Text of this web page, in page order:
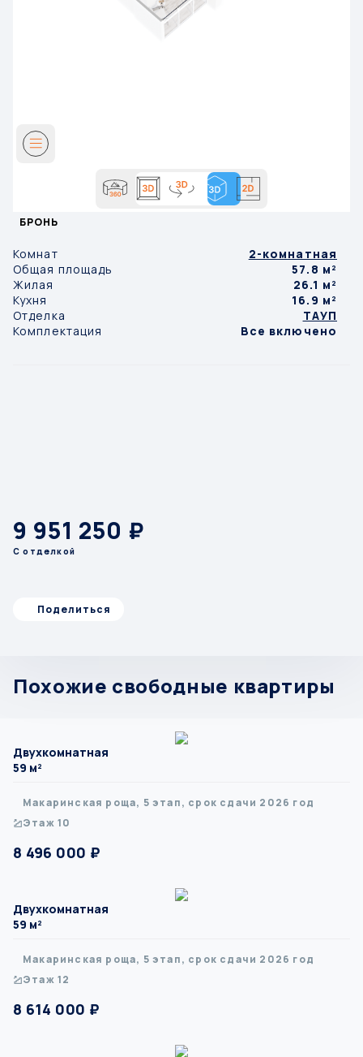
БРОНЬ
Комнат
2-комнатная
Общая площадь
57.8 м²
Жилая
26.1 м²
Кухня
16.9 м²
Отделка
ТАУП
Комплектация
Все включено
9 951 250 ₽
С отделкой
Поделиться
Похожие свободные квартиры
Двухкомнатная
59 м²
Макаринская роща, 5 этап, срок сдачи 2026 год
Этаж 10
8 496 000 ₽
Двухкомнатная
59 м²
Макаринская роща, 5 этап, срок сдачи 2026 год
Этаж 12
8 614 000 ₽